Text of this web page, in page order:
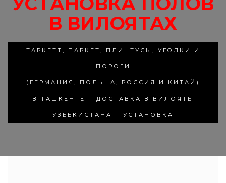
В ВИЛОЯТАХ
ТАРКЕТТ, ПАРКЕТ, ПЛИНТУСЫ, УГОЛКИ И
ПОРОГИ
(ГЕРМАНИЯ, ПОЛЬША, РОССИЯ И КИТАЙ)
В ТАШКЕНТЕ + ДОСТАВКА В ВИЛОЯТЫ
УЗБЕКИСТАНА + УСТАНОВКА